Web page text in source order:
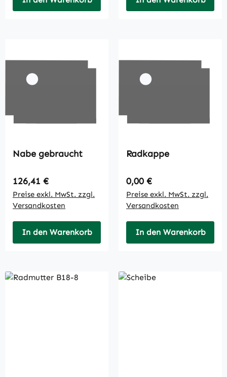
Nabe gebraucht
Regulärer Preis:
126,41 €
Preise exkl. MwSt. zzgl.
Versandkosten
In den Warenkorb
Radkappe
Regulärer Preis:
0,00 €
Preise exkl. MwSt. zzgl.
Versandkosten
In den Warenkorb